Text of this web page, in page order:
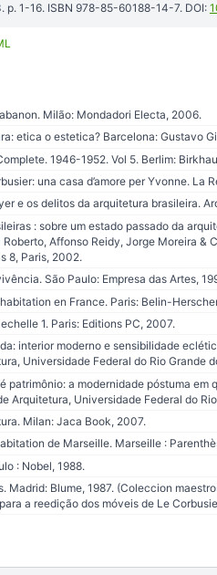
p. 1-16. ISBN 978-85-60188-14-7. DOI:
Milão: Mondadori Electa, 2006.
etica o estetica? Barcelona: Gustavo
1946-1952. Vol 5. Berlim:
una casa d’amore per Yvonne. La
e os delitos da arquitetura brasileira.
: sobre um estado passado da
Affonso Reidy, Jorge Moreira &
8, Paris, 2002.
São Paulo: Empresa das Artes,
en France. Paris: Belin-
1. Paris: Editions PC, 2007.
interior moderno e sensibilidade
Universidade Federal do Rio Grande
patrimônio: a modernidade póstuma em
Universidade Federal do
Milan: Jaca Book, 2007.
de Marseille. Marseille :
: Nobel, 1988.
Madrid: Blume, 1987. (Coleccion
a reedição dos móveis de Le